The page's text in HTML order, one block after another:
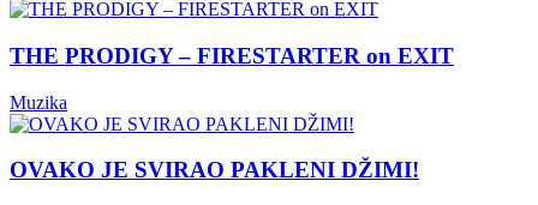
THE PRODIGY – FIRESTARTER on EXIT
Muzika
OVAKO JE SVIRAO PAKLENI DŽIMI!